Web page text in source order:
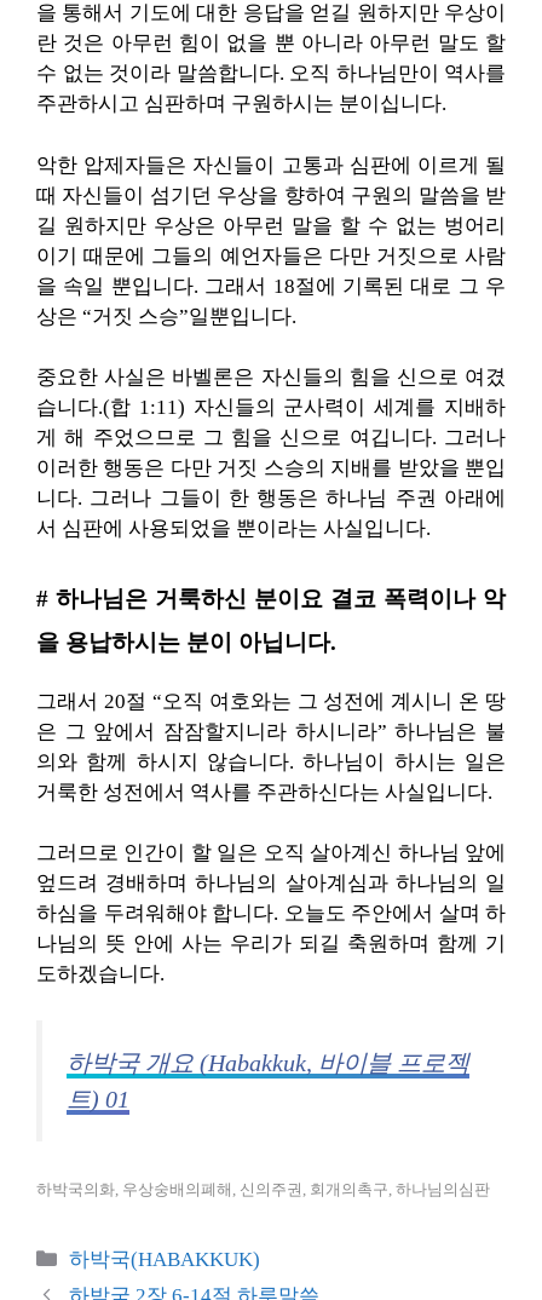
을 통해서 기도에 대한 응답을 얻길 원하지만 우상이
란 것은 아무런 힘이 없을 뿐 아니라 아무런 말도 할
수 없는 것이라 말씀합니다. 오직 하나님만이 역사를
주관하시고 심판하며 구원하시는 분이십니다.
악한 압제자들은 자신들이 고통과 심판에 이르게 될
때 자신들이 섬기던 우상을 향하여 구원의 말씀을 받
길 원하지만 우상은 아무런 말을 할 수 없는 벙어리
이기 때문에 그들의 예언자들은 다만 거짓으로 사람
을 속일 뿐입니다. 그래서 18절에 기록된 대로 그 우
상은 “거짓 스승”일뿐입니다.
중요한 사실은 바벨론은 자신들의 힘을 신으로 여겼
습니다.(합 1:11) 자신들의 군사력이 세계를 지배하
게 해 주었으므로 그 힘을 신으로 여깁니다. 그러나
이러한 행동은 다만 거짓 스승의 지배를 받았을 뿐입
니다. 그러나 그들이 한 행동은 하나님 주권 아래에
서 심판에 사용되었을 뿐이라는 사실입니다.
# 하나님은 거룩하신 분이요 결코 폭력이나 악
을 용납하시는 분이 아닙니다.
그래서 20절 “오직 여호와는 그 성전에 계시니 온 땅
은 그 앞에서 잠잠할지니라 하시니라” 하나님은 불
의와 함께 하시지 않습니다. 하나님이 하시는 일은
거룩한 성전에서 역사를 주관하신다는 사실입니다.
그러므로 인간이 할 일은 오직 살아계신 하나님 앞에
엎드려 경배하며 하나님의 살아계심과 하나님의 일
하심을 두려워해야 합니다. 오늘도 주안에서 살며 하
나님의 뜻 안에 사는 우리가 되길 축원하며 함께 기
도하겠습니다.
하박국 개요 (Habakkuk, 바이블 프로젝
트) 01
하박국의화, 우상숭배의폐해, 신의주권, 회개의촉구, 하나님의심판
카
테
하박국(HABAKKUK)